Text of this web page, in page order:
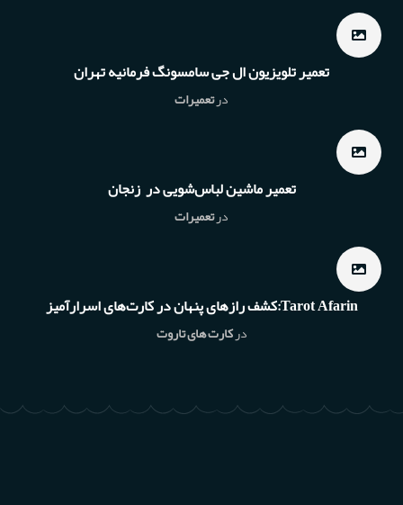
تعمیر تلویزیون ال جی سامسونگ فرمانیه تهران
درتعمیرات
تعمیر ماشین لباس‌شویی در زنجان
درتعمیرات
Tarot Afarin:کشف رازهای پنهان در کارت‌های اسرارآمیز
درکارت های تاروت